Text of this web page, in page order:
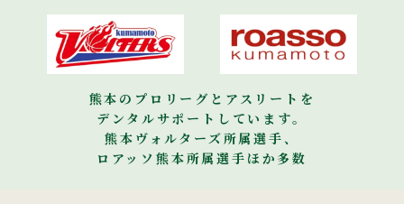
熊本のプロリーグとアスリートを
デンタルサポートしています。
熊本ヴォルターズ所属選手、
ロアッソ熊本所属選手ほか多数